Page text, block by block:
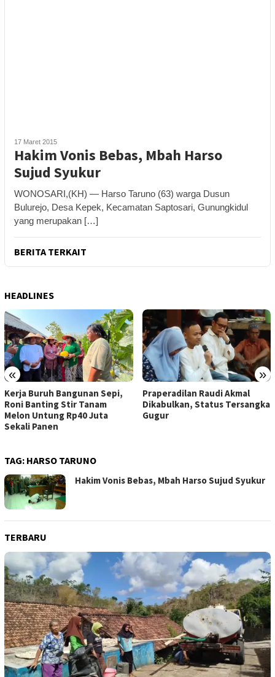
17 Maret 2015
Hakim Vonis Bebas, Mbah Harso
Sujud Syukur
WONOSARI,(KH) — Harso Taruno (63) warga Dusun
Bulurejo, Desa Kepek, Kecamatan Saptosari, Gunungkidul
yang merupakan […]
BERITA TERKAIT
HEADLINES
« »
Praperadilan Raudi Akmal
Dikabulkan, Status Tersangka
Gugur
Dompet Dhuafa Salurkan 150
Ribu Liter Air Bersih ke
Pelosok Gunungkidul
TAG: HARSO TARUNO
Hakim Vonis Bebas, Mbah Harso Sujud Syukur
TERBARU